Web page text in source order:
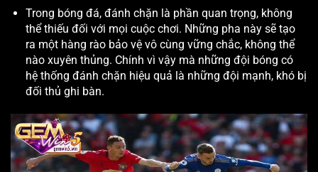
Trong bóng đá, đánh chặn là phần quan trọng, không
thể thiếu đối với mọi cuộc chơi. Những pha này sẽ tạo
ra một hàng rào bảo vệ vô cùng vững chắc, không thể
nào xuyên thủng. Chính vì vậy mà những đội bóng có
hệ thống đánh chặn hiệu quả là những đội mạnh, khó bị
đối thủ ghi bàn.